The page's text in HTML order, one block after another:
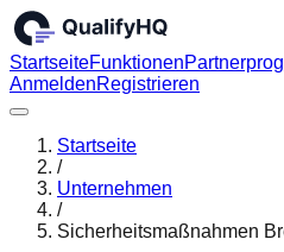
StartseiteFunktionen
AnmeldenRegistrieren
Startseite
/
Unternehmen
/
Sicherheitsmaßnahmen